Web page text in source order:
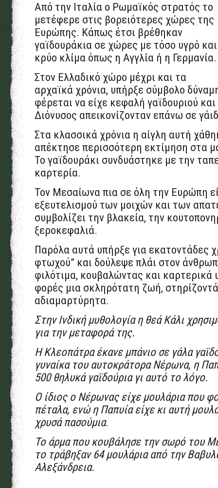
Από την Ιταλία ο Ρωμαϊκός στρατός το
μετέφερε στις βορειότερες χώρες της
Ευρώπης. Κάπως έτσι βρέθηκαν
γαϊδουράκια σε χώρες με τόσο υγρό και
κρύο κλίμα όπως η Αγγλία ή η Γερμανία.
Στον Ελλαδικό χώρο μέχρι και τα
αρχαϊκά χρόνια, υπήρξε σύμβολο
φέρεται να είχε κεφαλή γαϊδουριού
Διόνυσος απεικονίζονταν επάνω σε
Στα κλασσικά χρόνια η αίγλη αυτή
απέκτησε περισσότερη εκτίμηση στα
Το γαϊδουράκι συνδυάστηκε με την
καρτερία.
Τον Μεσαίωνα πια σε όλη την Ευρώπη
εξευτελισμού των μοιχών και των
συμβολίζει την βλακεία, την
ξεροκεφαλιά.
Παρόλα αυτά υπήρξε για εκατοντάδες
φτωχού” και δούλεψε πλάι στον
φιλότιμα, κουβαλώντας και καρτερικά
φορές μια σκληρότατη ζωή,
αδιαμαρτύρητα.
Στην Ινδική μυθολογία η θεά Κάλι
για την μεταφορά της.
ΗΚλεοπάτρα έκανε μπάνιο σε γάλα
γυναίκα του αυτοκράτορα Νέρωνα, η
500 θηλυκά γαϊδούρια γι αυτό το λόγο.
Ο ίδιος ο Νέρωνας είχε μουλάρια που
πέταλα, ενώ η Παπυία είχε κι αυτή
χρυσά πασούμια.
Το άρμα που κουβάλησε την σωρό του
το τράβηξαν 64 μουλάρια από την
Αλεξάνδρεια.